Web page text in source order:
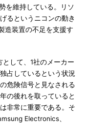
を維持している。リソ
るというニコンの動き
造装置の不足を支援す
して、1社のメーカー
占しているという状況
危険信号と見なされる
の後れを取っていると
非常に重要である。そ
Electronics、